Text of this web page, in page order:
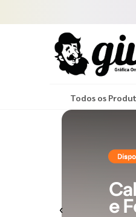
Todos os
Previous